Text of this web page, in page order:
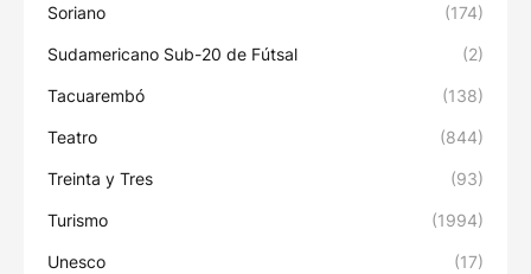
Soriano (174)
Sudamericano Sub-20 de Fútsal (2)
Tacuarembó (138)
Teatro (844)
Treinta y Tres (93)
Turismo (1994)
Unesco (17)